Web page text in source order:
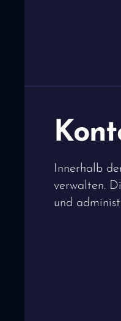
Innerhalb
verwalten.
und